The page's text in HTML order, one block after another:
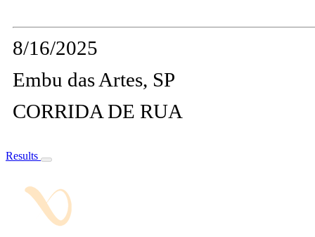
8/16/2025
Embu das Artes, SP
CORRIDA DE RUA
Results